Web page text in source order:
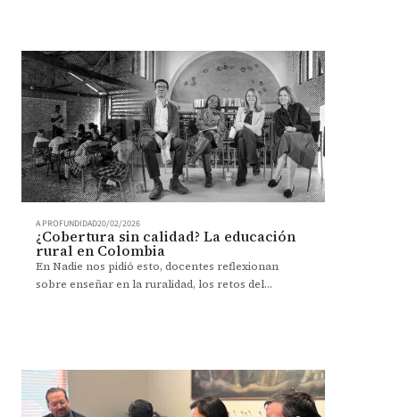
A PROFUNDIDAD20/02/2026
¿Cobertura sin calidad? La educación
rural en Colombia
En Nadie nos pidió esto, docentes reflexionan
sobre enseñar en la ruralidad, los retos del